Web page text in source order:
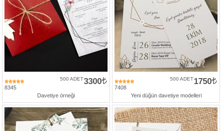
Simay
Davetiye
Biz
kimiz?
0533
427
29
8345
3300
500 ADET
Davetiye örneği
7408
1750
500 ADET
Yeni düğün davetiye modelleri